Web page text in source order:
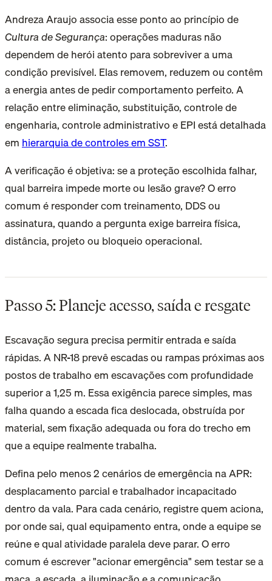
Andreza Araujo associa esse ponto ao princípio de
Cultura de Segurança: operações maduras não
dependem de herói atento para sobreviver a uma
condição previsível. Elas removem, reduzem ou contêm
a energia antes de pedir comportamento perfeito. A
relação entre eliminação, substituição, controle de
engenharia, controle administrativo e EPI está detalhada
em hierarquia de controles em SST.
A verificação é objetiva: se a proteção escolhida falhar,
qual barreira impede morte ou lesão grave? O erro
comum é responder com treinamento, DDS ou
assinatura, quando a pergunta exige barreira física,
distância, projeto ou bloqueio operacional.
Passo 5: Planeje acesso, saída e resgate
Escavação segura precisa permitir entrada e saída
rápidas. A NR-18 prevê escadas ou rampas próximas aos
postos de trabalho em escavações com profundidade
superior a 1,25 m. Essa exigência parece simples, mas
falha quando a escada fica deslocada, obstruída por
material, sem fixação adequada ou fora do trecho em
que a equipe realmente trabalha.
Defina pelo menos 2 cenários de emergência na APR:
desplacamento parcial e trabalhador incapacitado
dentro da vala. Para cada cenário, registre quem aciona,
por onde sai, qual equipamento entra, onde a equipe se
reúne e qual atividade paralela deve parar. O erro
comum é escrever "acionar emergência" sem testar se a